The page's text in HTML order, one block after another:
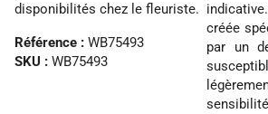
disponibilités chez le fleuriste.
Référence : WB75493
SKU : WB75493
créée
par un